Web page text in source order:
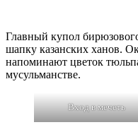
Главный купол
шапку казанских ханов.
напоминают цветок
мусульманстве.
Вход в мечеть